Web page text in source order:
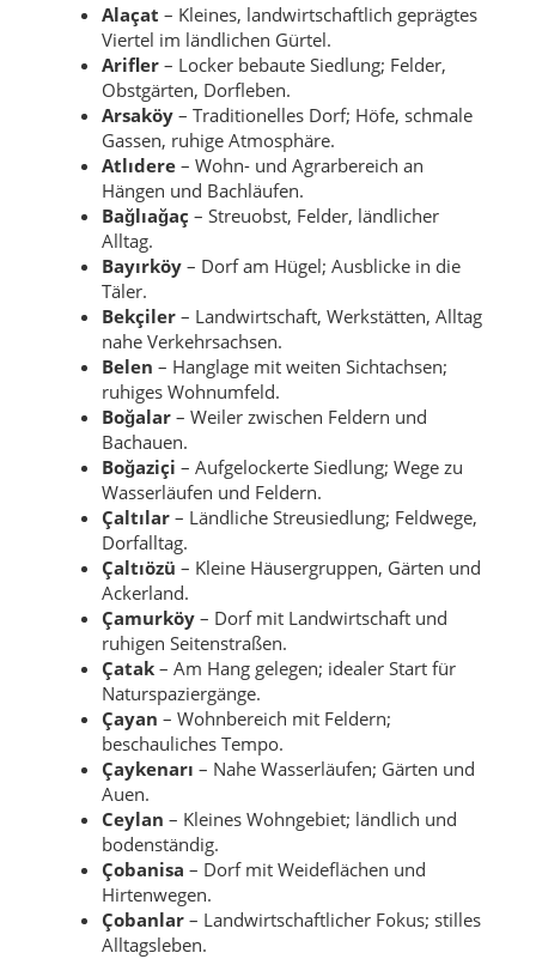
Alaçat – Kleines, landwirtschaftlich geprägtes
Viertel im ländlichen Gürtel.
Arifler – Locker bebaute Siedlung; Felder,
Obstgärten, Dorfleben.
Arsaköy – Traditionelles Dorf; Höfe, schmale
Gassen, ruhige Atmosphäre.
Atlıdere – Wohn- und Agrarbereich an
Hängen und Bachläufen.
Bağlıağaç – Streuobst, Felder, ländlicher
Alltag.
Bayırköy – Dorf am Hügel; Ausblicke in die
Täler.
Bekçiler – Landwirtschaft, Werkstätten, Alltag
nahe Verkehrsachsen.
Belen – Hanglage mit weiten Sichtachsen;
ruhiges Wohnumfeld.
Boğalar – Weiler zwischen Feldern und
Bachauen.
Boğaziçi – Aufgelockerte Siedlung; Wege zu
Wasserläufen und Feldern.
Çaltılar – Ländliche Streusiedlung; Feldwege,
Dorfalltag.
Çaltıözü – Kleine Häusergruppen, Gärten und
Ackerland.
Çamurköy – Dorf mit Landwirtschaft und
ruhigen Seitenstraßen.
Çatak – Am Hang gelegen; idealer Start für
Naturspaziergänge.
Çayan – Wohnbereich mit Feldern;
beschauliches Tempo.
Çaykenarı – Nahe Wasserläufen; Gärten und
Auen.
Ceylan – Kleines Wohngebiet; ländlich und
bodenständig.
Çobanisa – Dorf mit Weideflächen und
Hirtenwegen.
Çobanlar – Landwirtschaftlicher Fokus; stilles
Alltagsleben.